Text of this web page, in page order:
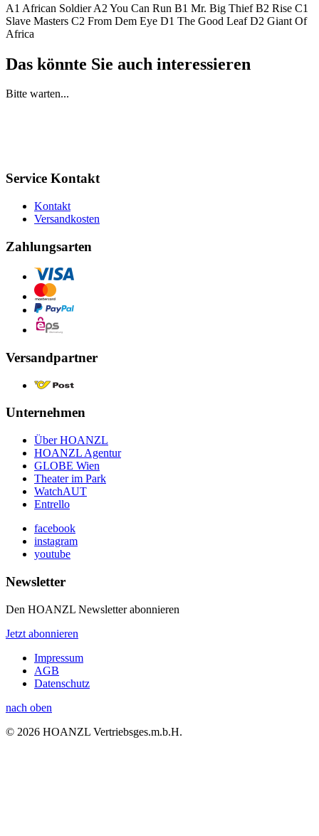
A1 African Soldier A2 You Can Run B1 Mr. Big Thief B2 Rise C1
Slave Masters C2 From Dem Eye D1 The Good Leaf D2 Giant Of
Africa
Das könnte Sie auch interessieren
Bitte warten...
Service Kontakt
Kontakt
Versandkosten
Zahlungsarten
Versandpartner
Unternehmen
Über HOANZL
HOANZL Agentur
GLOBE Wien
Theater im Park
WatchAUT
Entrello
facebook
instagram
youtube
Newsletter
Den HOANZL Newsletter abonnieren
Jetzt abonnieren
Impressum
AGB
Datenschutz
nach oben
© 2026 HOANZL Vertriebsges.m.b.H.